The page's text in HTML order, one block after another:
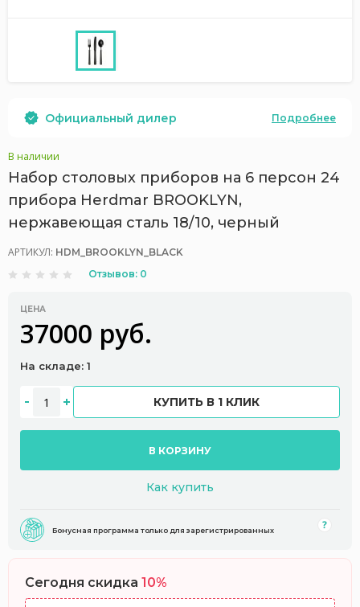
Официальный дилер Подробнее
В наличии
Набор столовых приборов на 6 персон 24
прибора Herdmar BROOKLYN,
нержавеющая сталь 18/10, черный
АРТИКУЛ: HDM_BROOKLYN_BLACK
Отзывов: 0
ЦЕНА
37000 руб.
На складе: 1
КУПИТЬ В 1 КЛИК
В КОРЗИНУ
Как купить
Бонусная программа только для зарегистрированных
Сегодня скидка 10%